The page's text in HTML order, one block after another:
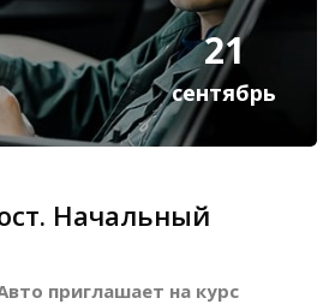
21
сентябрь
Начальный
приглашает на курс